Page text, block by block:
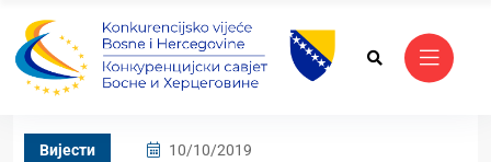
Вијести 10/10/2019